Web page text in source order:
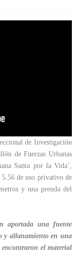
de Investigación
de Fuerzas Urbanas
Santa por la Vida’,
de uso privativo de
y una prenda del
aportada una fuente
y allanamiento en una
encontraron el material